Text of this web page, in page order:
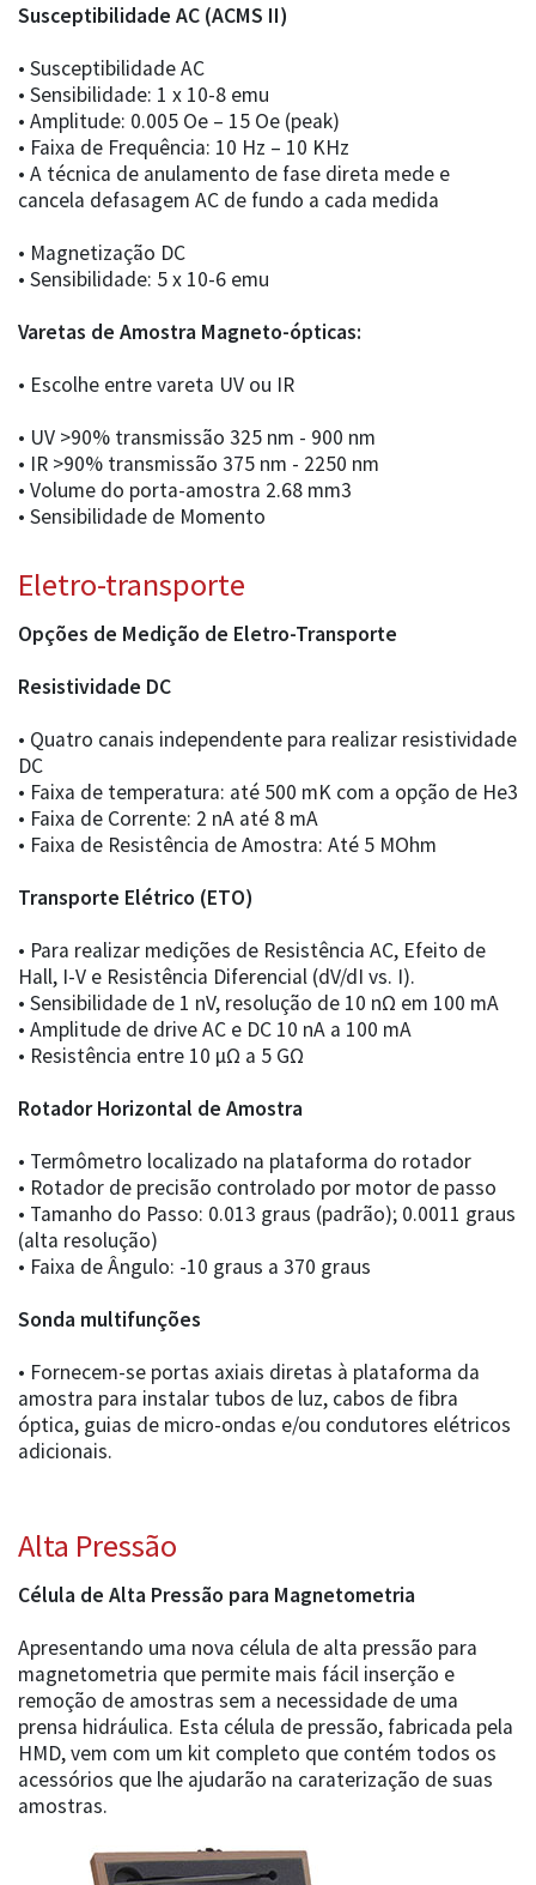
Susceptibilidade AC (ACMS II)
• Susceptibilidade AC
• Sensibilidade: 1 x 10-8 emu
• Amplitude: 0.005 Oe – 15 Oe (peak)
• Faixa de Frequência: 10 Hz – 10 KHz
• A técnica de anulamento de fase direta mede e
cancela defasagem AC de fundo a cada medida
• Magnetização DC
• Sensibilidade: 5 x 10-6 emu
Varetas de Amostra Magneto-ópticas:
• Escolhe entre vareta UV ou IR
• UV >90% transmissão 325 nm - 900 nm
• IR >90% transmissão 375 nm - 2250 nm
• Volume do porta-amostra 2.68 mm3
• Sensibilidade de Momento
Eletro-transporte
Opções de Medição de Eletro-Transporte
Resistividade DC
• Quatro canais independente para realizar resistividade
DC
• Faixa de temperatura: até 500 mK com a opção de He3
• Faixa de Corrente: 2 nA até 8 mA
• Faixa de Resistência de Amostra: Até 5 MOhm
Transporte Elétrico (ETO)
• Para realizar medições de Resistência AC, Efeito de
Hall, I-V e Resistência Diferencial (dV/dI vs. I).
• Sensibilidade de 1 nV, resolução de 10 nΩ em 100 mA
• Amplitude de drive AC e DC 10 nA a 100 mA
• Resistência entre 10 µΩ a 5 GΩ
Rotador Horizontal de Amostra
• Termômetro localizado na plataforma do rotador
• Rotador de precisão controlado por motor de passo
• Tamanho do Passo: 0.013 graus (padrão); 0.0011 graus
(alta resolução)
• Faixa de Ângulo: -10 graus a 370 graus
Sonda multifunções
• Fornecem-se portas axiais diretas à plataforma da
amostra para instalar tubos de luz, cabos de fibra
óptica, guias de micro-ondas e/ou condutores elétricos
adicionais.
Alta Pressão
Célula de Alta Pressão para Magnetometria
Apresentando uma nova célula de alta pressão para
magnetometria que permite mais fácil inserção e
remoção de amostras sem a necessidade de uma
prensa hidráulica. Esta célula de pressão, fabricada pela
HMD, vem com um kit completo que contém todos os
acessórios que lhe ajudarão na caraterização de suas
amostras.